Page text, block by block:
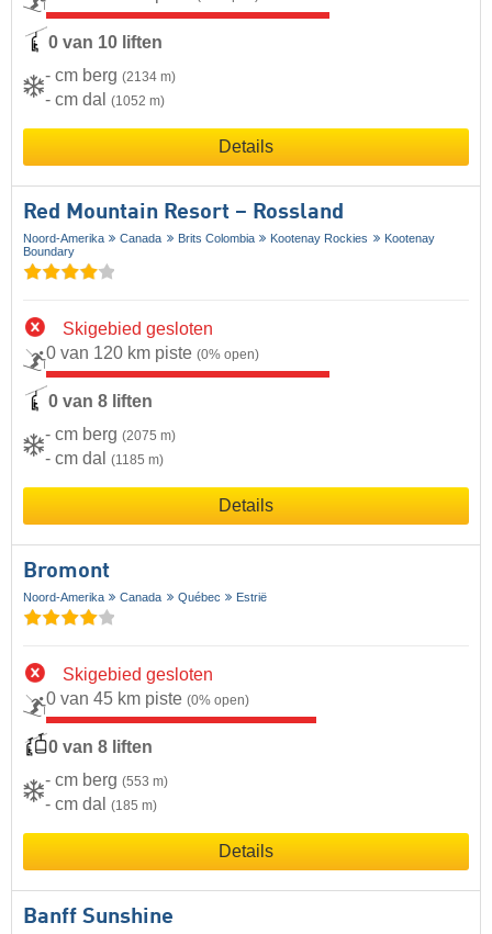
0 van 10 liften
- cm berg (2134 m)
- cm dal (1052 m)
Details
Red Mountain Resort – Rossland
Noord-Amerika Canada Brits Colombia Kootenay Rockies
Kootenay
Boundary
Skigebied gesloten
0 van 120 km piste (0% open)
0 van 8 liften
- cm berg (2075 m)
- cm dal (1185 m)
Details
Bromont
Noord-Amerika Canada Québec Estrië
Skigebied gesloten
0 van 45 km piste (0% open)
0 van 8 liften
- cm berg (553 m)
- cm dal (185 m)
Details
Banff Sunshine